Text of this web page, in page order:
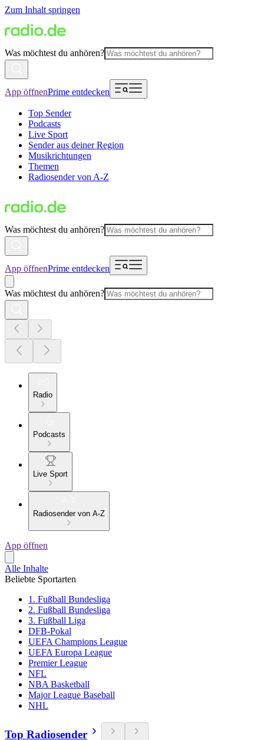
Zum Inhalt springen
Was möchtest du anhören?
App öffnenPrime entdecken
Top Sender
Podcasts
Live Sport
Sender aus deiner Region
Musikrichtungen
Themen
Radiosender von A-Z
Was möchtest du anhören?
App öffnenPrime entdecken
Was möchtest du anhören?
Radio
Podcasts
Live Sport
Radiosender von A-Z
App öffnen
Alle Inhalte
Beliebte Sportarten
1. Fußball Bundesliga
2. Fußball Bundesliga
3. Fußball Liga
DFB-Pokal
UEFA Champions League
UEFA Europa League
Premier League
NFL
NBA Basketball
Major League Baseball
NHL
Top Radiosender